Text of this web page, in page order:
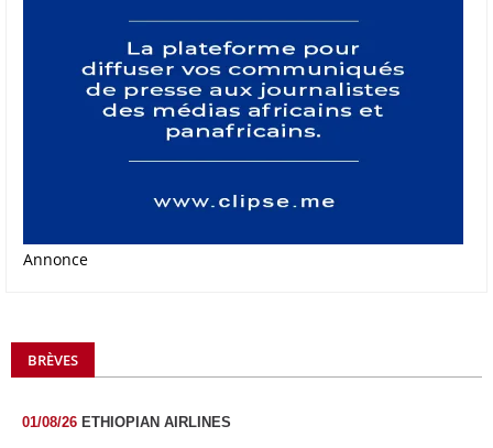
Annonce
BRÈVES
01/08/26 ETHIOPIAN AIRLINES